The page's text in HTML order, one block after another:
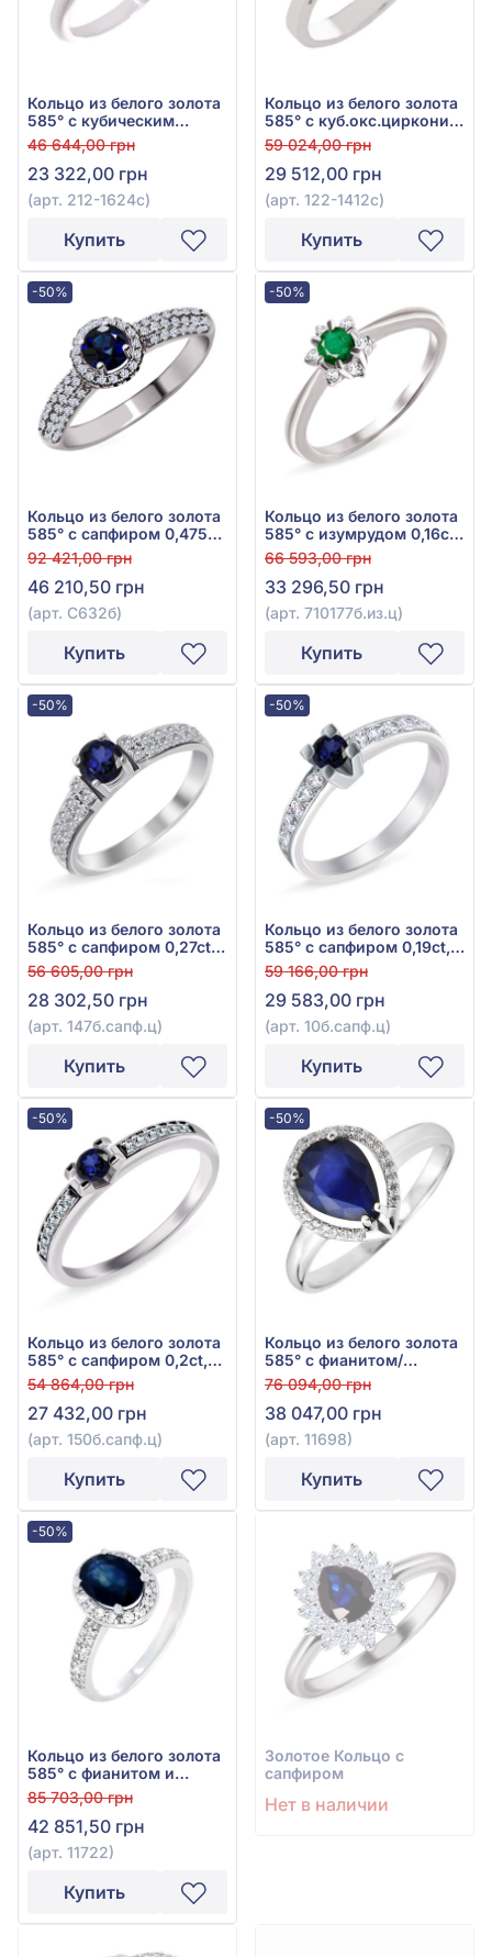
Кольцо из белого золота
585° с кубическим
оксидом циркония
«Синий Сапфир» 0,125ct,
арт. 212-1624с
46 644,00 грн
23 322,00 грн
(арт. 212-1624с)
Купить
Кольцо из белого золота
585° с куб.окс.циркония
синий сапфир 0,28ct,
арт. 122-1412с
59 024,00 грн
29 512,00 грн
(арт. 122-1412с)
Купить
-50%
Кольцо из белого золота
585° с сапфиром 0,475ct
и куб.окс.циркония, арт.
С632б
92 421,00 грн
46 210,50 грн
(арт. С632б)
Купить
-50%
Кольцо из белого золота
585° с изумрудом 0,16ct,
арт. 710177б.из.ц
66 593,00 грн
33 296,50 грн
(арт. 710177б.из.ц)
Купить
-50%
Кольцо из белого золота
585° с сапфиром 0,27ct и
куб.окс.циркония, арт.
147б.сапф.ц
56 605,00 грн
28 302,50 грн
(арт. 147б.сапф.ц)
Купить
-50%
Кольцо из белого золота
585° с сапфиром 0,19ct,
арт. 10б.сапф.ц
59 166,00 грн
29 583,00 грн
(арт. 10б.сапф.ц)
Купить
-50%
Кольцо из белого золота
585° с сапфиром 0,2ct,
арт. 150б.сапф.ц
54 864,00 грн
27 432,00 грн
(арт. 150б.сапф.ц)
Купить
-50%
Кольцо из белого золота
585° с фианитом/
куб.цирконием и
сапфиром 1,96ct, арт.
11698
76 094,00 грн
38 047,00 грн
(арт. 11698)
Купить
-50%
Кольцо из белого золота
585° с фианитом и
сапфиром 1,64ct, арт.
11722
85 703,00 грн
42 851,50 грн
(арт. 11722)
Купить
Золотое Кольцо с
сапфиром
Нет в наличии